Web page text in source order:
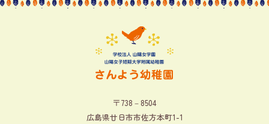
〒738－8504
広島県廿日市市佐方本町1-1